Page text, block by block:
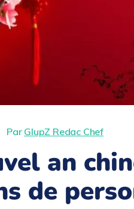
Par GlupZ Redac Chef
an
de